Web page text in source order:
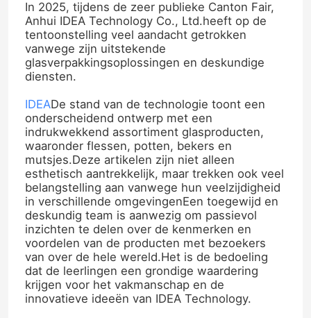
In 2025, tijdens de zeer publieke Canton Fair,
Anhui IDEA Technology Co., Ltd.heeft op de
tentoonstelling veel aandacht getrokken
vanwege zijn uitstekende
glasverpakkingsoplossingen en deskundige
diensten.
IDEADe stand van de technologie toont een
onderscheidend ontwerp met een
indrukwekkend assortiment glasproducten,
waaronder flessen, potten, bekers en
mutsjes.Deze artikelen zijn niet alleen
esthetisch aantrekkelijk, maar trekken ook veel
belangstelling aan vanwege hun veelzijdigheid
in verschillende omgevingenEen toegewijd en
deskundig team is aanwezig om passievol
inzichten te delen over de kenmerken en
voordelen van de producten met bezoekers
van over de hele wereld.Het is de bedoeling
dat de leerlingen een grondige waardering
krijgen voor het vakmanschap en de
innovatieve ideeën van IDEA Technology.